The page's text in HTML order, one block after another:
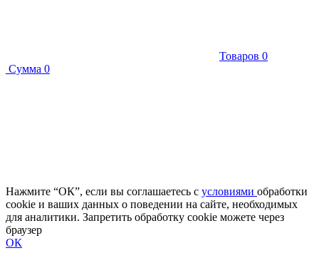
Товаров 0
Сумма 0
Нажмите “ОК”, если вы соглашаетесь с условиями обработки
cookie и ваших данных о поведении на сайте, необходимых
для аналитики. Запретить обработку cookie можете через
браузер
ОК